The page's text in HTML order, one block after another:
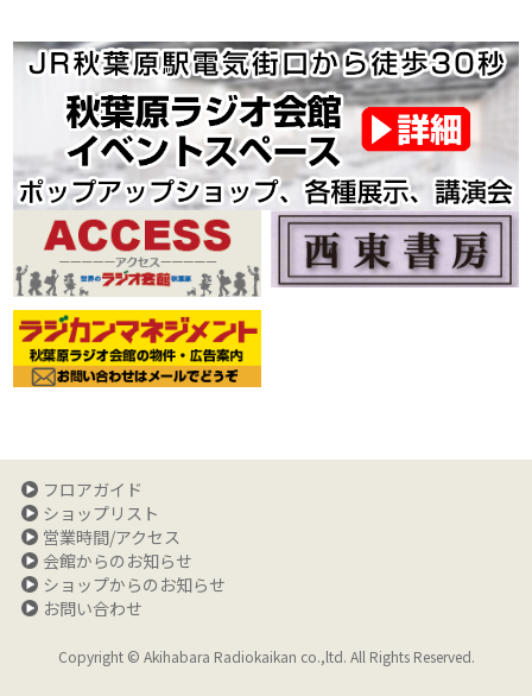
フロアガイド
ショップリスト
営業時間/アクセス
会館からのお知らせ
ショップからのお知らせ
お問い合わせ
Copyright © Akihabara Radiokaikan co.,ltd. All Rights Reserved.